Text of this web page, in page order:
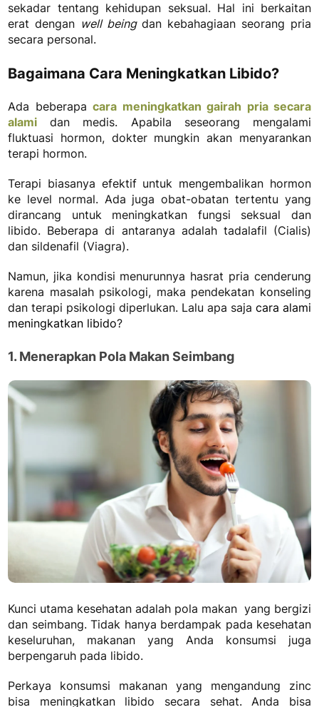
sekadar tentang kehidupan seksual. Hal ini berkaitan
erat dengan well being dan kebahagiaan seorang pria
secara personal.
Bagaimana Cara Meningkatkan Libido?
Ada beberapa cara meningkatkan gairah pria secara
alami dan medis. Apabila seseorang mengalami
fluktuasi hormon, dokter mungkin akan menyarankan
terapi hormon.
Terapi biasanya efektif untuk mengembalikan hormon
ke level normal. Ada juga obat-obatan tertentu yang
dirancang untuk meningkatkan fungsi seksual dan
libido. Beberapa di antaranya adalah tadalafil (Cialis)
dan sildenafil (Viagra).
Namun, jika kondisi menurunnya hasrat pria cenderung
karena masalah psikologi, maka pendekatan konseling
dan terapi psikologi diperlukan. Lalu apa saja cara alami
meningkatkan libido?
1. Menerapkan Pola Makan Seimbang
Kunci utama kesehatan adalah pola makan yang bergizi
dan seimbang. Tidak hanya berdampak pada kesehatan
keseluruhan, makanan yang Anda konsumsi juga
berpengaruh pada libido.
Perkaya konsumsi makanan yang mengandung zinc
bisa meningkatkan libido secara sehat. Anda bisa